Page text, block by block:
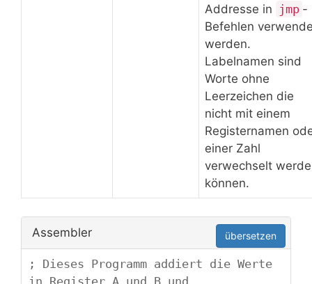
Addresse in jmp -
Befehlen
werden.
Labelnamen sind
Worte ohne
Leerzeichen die
nicht mit einem
Registernamen
einer Zahl
verwechselt
können.
Assembler übersetzen